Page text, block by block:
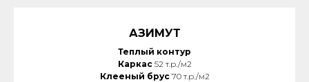
АЗИМУТ
Теплый контур
Каркас 52 т.р./м2
Клееный брус70 т.р./м2